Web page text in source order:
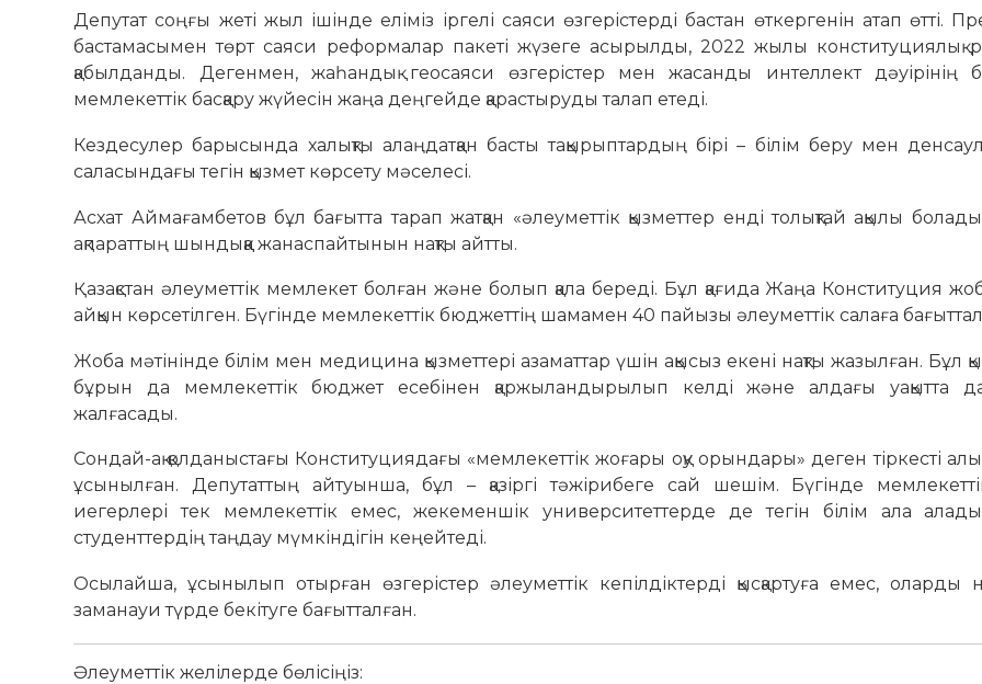
Депутат соңғы жеті жыл ішінде еліміз іргелі саяси өзгерістерді бастан өткергенін атап өтті.
бастамасымен төрт саяси реформалар пакеті жүзеге асырылды, 2022 жылы конституциялық
қабылданды. Дегенмен, жаһандық геосаяси өзгерістер мен жасанды интеллект дәуірінің
мемлекеттік басқару жүйесін жаңа деңгейде қарастыруды талап етеді.
Кездесулер барысында халықты алаңдатқан басты тақырыптардың бірі – білім беру мен
саласындағы тегін қызмет көрсету мәселесі.
Асхат Аймағамбетов бұл бағытта тарап жатқан «әлеуметтік қызметтер енді толықтай ақылы
ақпараттың шындыққа жанаспайтынын нақты айтты.
Қазақстан әлеуметтік мемлекет болған және болып қала береді. Бұл қағида Жаңа Конституция
айқын көрсетілген. Бүгінде мемлекеттік бюджеттің шамамен 40 пайызы әлеуметтік салаға
Жоба мәтінінде білім мен медицина қызметтері азаматтар үшін ақысыз екені нақты жазылған. Бұл
бұрын да мемлекеттік бюджет есебінен қаржыландырылып келді және алдағы уақытта
жалғасады.
Сондай-ақ қолданыстағы Конституциядағы «мемлекеттік жоғары оқу орындары» деген тіркесті
ұсынылған. Депутаттың айтуынша, бұл – қазіргі тәжірибеге сай шешім. Бүгінде
иегерлері тек мемлекеттік емес, жекеменшік университеттерде де тегін білім ала
студенттердің таңдау мүмкіндігін кеңейтеді.
Осылайша, ұсынылып отырған өзгерістер әлеуметтік кепілдіктерді қысқартуға емес, оларды
заманауи түрде бекітуге бағытталған.
Әлеуметтік желілерде бөлісіңіз: